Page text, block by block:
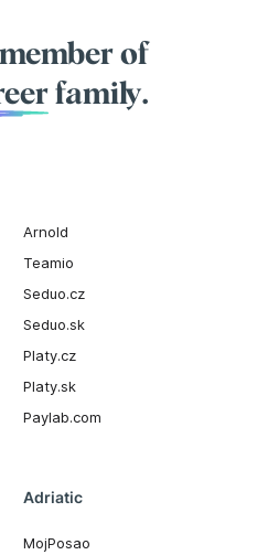
of
family.
Arnold
Teamio
Seduo.cz
Seduo.sk
Platy.cz
Platy.sk
Paylab.com
Adriatic
MojPosao